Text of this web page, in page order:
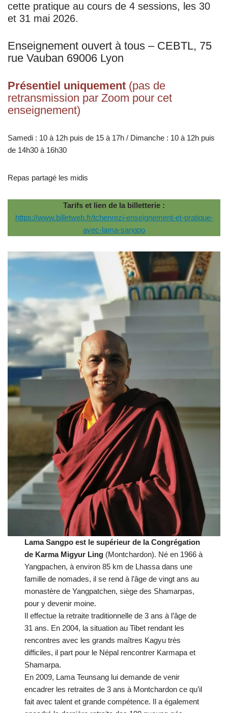
cette pratique au cours de 4 sessions, les 30
et 31 mai 2026.
Enseignement ouvert à tous – CEBTL, 75
rue Vauban 69006 Lyon
Présentiel uniquement (pas de
retransmission par Zoom pour cet
enseignement)
Samedi : 10 à 12h puis de 15 à 17h / Dimanche : 10 à 12h puis
de 14h30 à 16h30
Repas partagé les midis
Tarifs et lien de la billetterie :
https://www.billetweb.fr/tchenrezi-enseignement-et-pratique-
avec-lama-sangpo
Lama Sangpo est le supérieur de la Congrégation
de Karma Migyur Ling (Montchardon). Né en 1966 à
Yangpachen, à environ 85 km de Lhassa dans une
famille de nomades, il se rend à l’âge de vingt ans au
monastère de Yangpatchen, siège des Shamarpas,
pour y devenir moine.
Il effectue la retraite traditionnelle de 3 ans à l’âge de
31 ans. En 2004, la situation au Tibet rendant les
rencontres avec les grands maîtres Kagyu très
difficiles, il part pour le Népal rencontrer Karmapa et
Shamarpa.
En 2009, Lama Teunsang lui demande de venir
encadrer les retraites de 3 ans à Montchardon ce qu’il
fait avec talent et grande compétence. Il a également